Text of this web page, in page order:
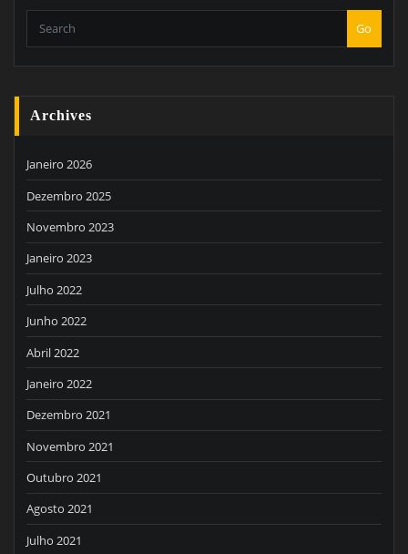
Go
Archives
Janeiro 2026
Dezembro 2025
Novembro 2023
Janeiro 2023
Julho 2022
Junho 2022
Abril 2022
Janeiro 2022
Dezembro 2021
Novembro 2021
Outubro 2021
Agosto 2021
Julho 2021